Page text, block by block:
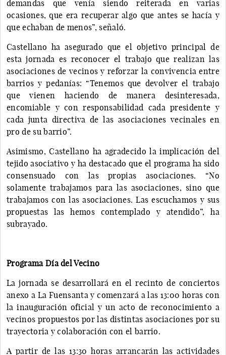
demandas que venía siendo reiterada en varias
ocasiones, que era recuperar algo que antes se hacía y
que echaban de menos”, señaló.
Castellano ha asegurado que el objetivo principal de
esta jornada es reconocer el trabajo que realizan las
asociaciones de vecinos y reforzar la convivencia entre
barrios y pedanías: “Tenemos que devolver el trabajo
que vienen haciendo de manera desinteresada,
encomiable y con responsabilidad cada presidente y
cada junta directiva de las asociaciones vecinales en
pro de su barrio”.
Asimismo, Castellano ha agradecido la implicación del
tejido asociativo y ha destacado que el programa ha sido
consensuado con las propias asociaciones. “No
solamente trabajamos para las asociaciones, sino que
trabajamos con las asociaciones. Las escuchamos y sus
propuestas las hemos contemplado y atendido”, ha
subrayado.
Programa Día del Vecino
La jornada se desarrollará en el recinto de conciertos
anexo a La Fuensanta y comenzará a las 13:00 horas con
la inauguración oficial y un acto de reconocimiento a
vecinos propuestos por las distintas asociaciones por su
trayectoria y colaboración con el barrio.
A partir de las 13:30 horas arrancarán las actividades